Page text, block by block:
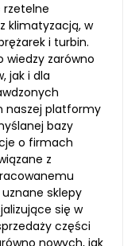
rzetelne
klimatyzacją, w
i turbin.
wiedzy zarówno
jak i dla
naszej platformy
bazy
o firmach
z
sklepy
się w
części
nowych, jak